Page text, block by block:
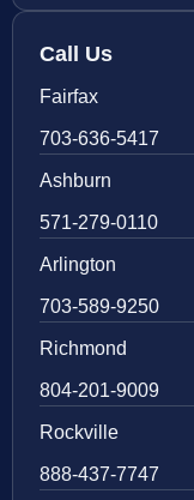
Call Us
Fairfax
703-636-5417
Ashburn
571-279-0110
Arlington
703-589-9250
Richmond
804-201-9009
Rockville
888-437-7747